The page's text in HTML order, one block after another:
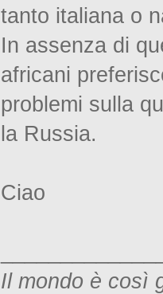
tanto italiana o
In assenza di
africani
problemi sulla
la Russia.
Ciao
Il mondo è così